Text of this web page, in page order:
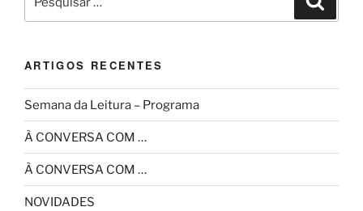
por:
ARTIGOS RECENTES
Semana da Leitura – Programa
À CONVERSA COM …
À CONVERSA COM …
NOVIDADES